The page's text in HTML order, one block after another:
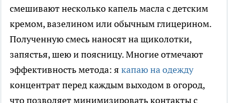
смешивают несколько капель масла с детским
кремом, вазелином или обычным глицерином.
Полученную смесь наносят на щиколотки,
запястья, шею и поясницу. Многие отмечают
эффективность метода: я капаю на одежду
концентрат перед каждым выходом в огород,
что позволяет минимизировать контакты с